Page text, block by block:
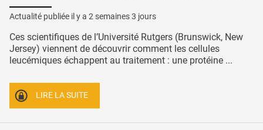
Actualité publiée il y a 2 semaines 3 jours
Ces scientifiques de l’Université Rutgers (Brunswick, New
Jersey) viennent de découvrir comment les cellules
leucémiques échappent au traitement : une protéine ...
LIRE LA SUITE